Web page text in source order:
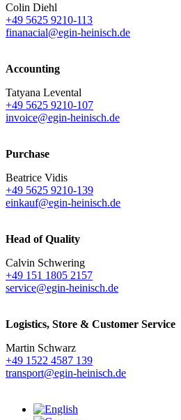
Colin Diehl
+49 5625 9210-113
finanacial@egin-heinisch.de
Accounting
Tatyana Levental
+49 5625 9210-107
invoice@egin-heinisch.de
Purchase
Beatrice Vidis
+49 5625 9210-139
einkauf@egin-heinisch.de
Head of Quality
Calvin Schwering
+49 151 1805 2157
service@egin-heinisch.de
Logistics, Store & Customer Service
Martin Schwarz
+49 1522 4587 139
transport@egin-heinisch.de